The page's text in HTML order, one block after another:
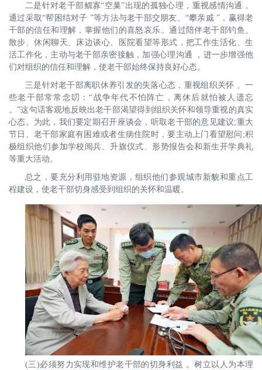
二是针对老干部鳏寡“空巢”出现的孤独心理，重视感情沟通 。
通过采取“帮困结对子 ”等方法与老干部交朋友、“攀亲戚 ”，赢得老
干部的信任和理解，掌握他们的喜怒哀乐。通过陪伴老干部钓鱼、
散步、休闲聊天、床边谈心、医院看望等形式，把工作生活化、生
活工作化，主动与老干部亲密接触，加强心理沟通 ，进一步增强他
们对组织的信任和理解，使老干部始终保持良好心态。
三是针对老干部离职休养引发的失落心态，重视组织关怀 。一
些老干部常常念叨：“战争年代不怕阵亡，离休后就怕被人遗忘
。”这句话客观地反映出老干部渴望得到组织关怀和领导重视的真实
心态。为此，我们要定期召开座谈会，听取老干部的意见建议;重大
节日、老干部家庭有困难或者生病住院时，要主动上门看望慰问;积
极组织他们参加学校阅兵、升旗仪式、形势报告会和新生开学典礼
等重大活动。
总之，要充分利用驻地资源，组织他们参观城市新貌和重点工
程建设，使老干部切身感受到组织的关怀和温暖。
(三)必须努力实现和维护老干部的切身利益 。树立以人为本理